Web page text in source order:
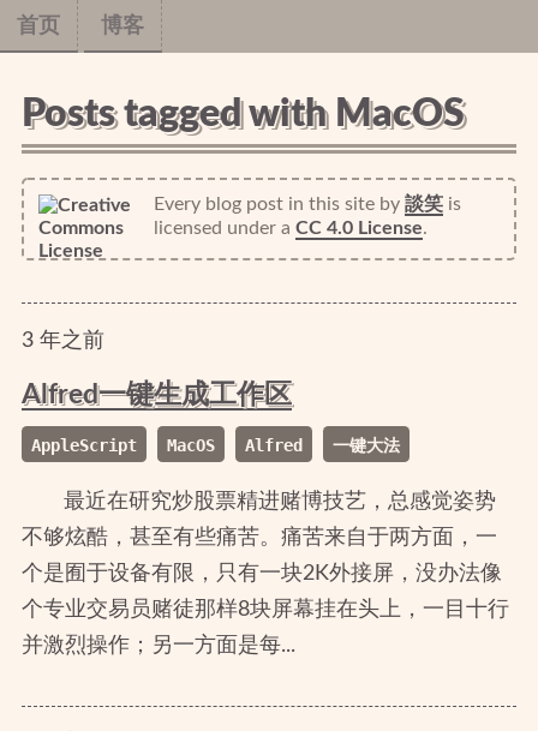
首页 博客
Posts tagged with MacOS
Every blog post in this siteby 談笑is
licensed under a CC 4.0 License.
3年之前
Alfred一键生成工作区
AppleScript MacOS Alfred 一键大法
最近在研究炒股票精进赌博技艺，总感觉姿势
不够炫酷，甚至有些痛苦。痛苦来自于两方面，一
个是囿于设备有限，只有一块2K外接屏，没办法像
个专业交易员赌徒那样8块屏幕挂在头上，一目十行
并激烈操作；另一方面是每...